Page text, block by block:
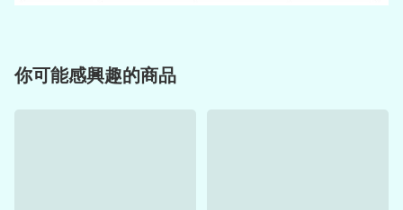
你可能感興趣的商品